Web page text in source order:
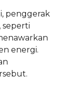
penggerak
seperti
energi.